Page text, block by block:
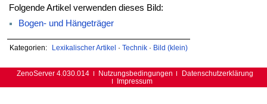
Folgende Artikel verwenden dieses Bild:
Bogen- und Hängeträger
Kategorien: Lexikalischer Artikel · Technik· Bild (klein)
ZenoServer 4.030.014 Nutzungsbedingungen
Datenschutzerklärung
Impressum